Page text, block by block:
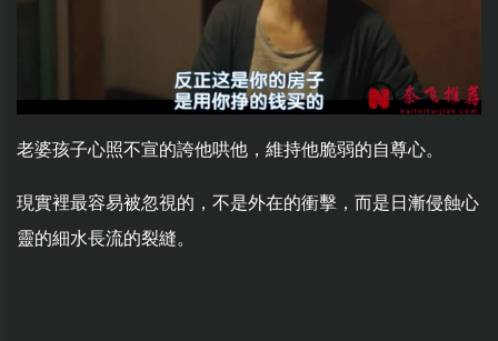
老婆孩子心照不宣的誇他哄他，維持他脆弱的自尊心。
現實裡最容易被忽視的，不是外在的衝擊，而是日漸侵蝕心
靈的細水長流的裂縫。